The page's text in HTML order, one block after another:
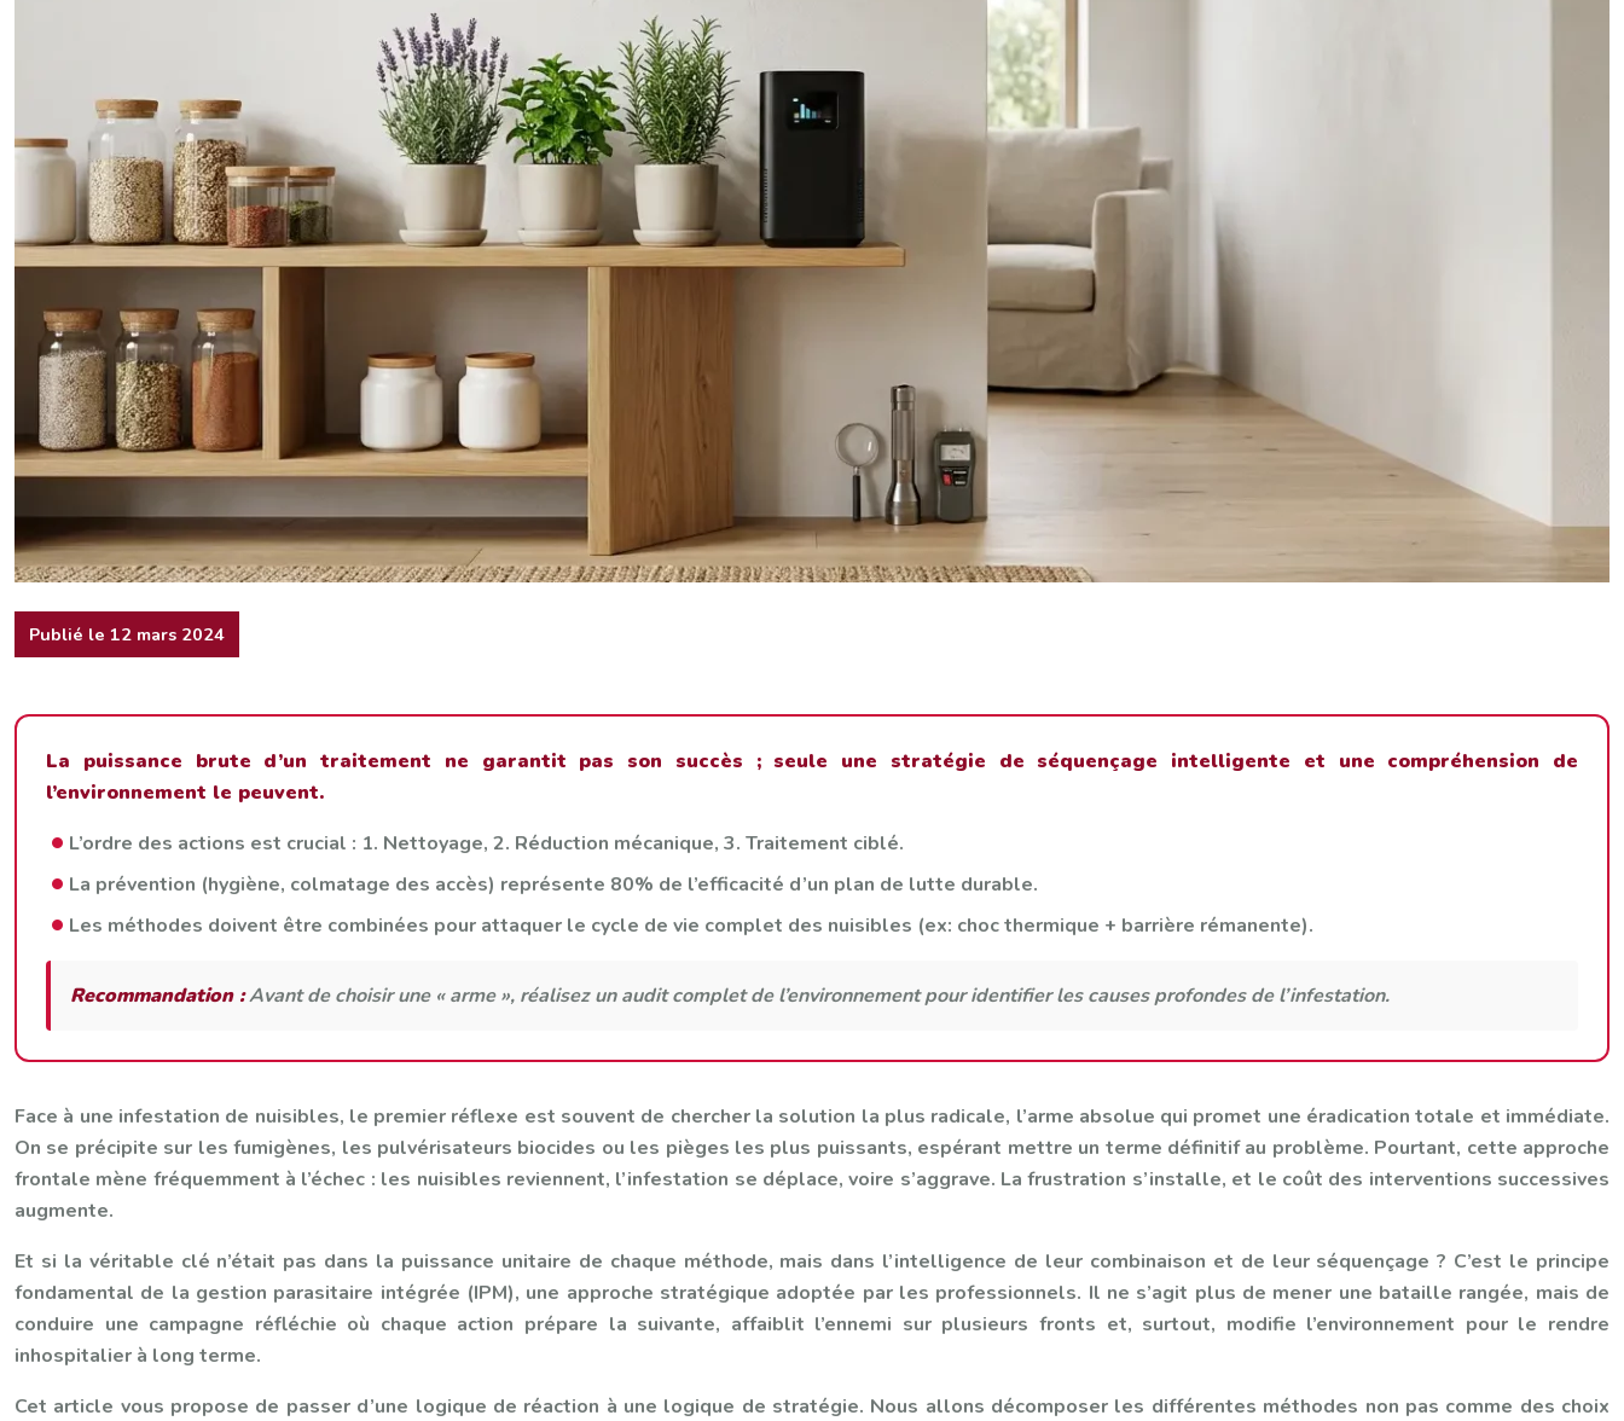
Publié le 12 mars 2024
La puissance brute d’un traitement ne garantit pas son succès ; seule une stratégie de séquençage intelligente et une compréhension de
l’environnement le peuvent.
L’ordre des actions est crucial : 1. Nettoyage, 2. Réduction mécanique, 3. Traitement ciblé.
La prévention (hygiène, colmatage des accès) représente 80% de l’efficacité d’un plan de lutte durable.
Les méthodes doivent être combinées pour attaquer le cycle de vie complet des nuisibles (ex: choc thermique + barrière rémanente).
Recommandation :Avant de choisir une « arme », réalisez un audit complet de l’environnement pour identifier les causes profondes de l’infestation.
Face à une infestation de nuisibles, le premier réflexe est souvent de chercher la solution la plus radicale, l’arme absolue qui promet une éradication totale et immédiate.
On se précipite sur les fumigènes, les pulvérisateurs biocides ou les pièges les plus puissants, espérant mettre un terme définitif au problème. Pourtant, cette approche
frontale mène fréquemment à l’échec : les nuisibles reviennent, l’infestation se déplace, voire s’aggrave. La frustration s’installe, et le coût des interventions successives
augmente.
Et si la véritable clé n’était pas dans la puissance unitaire de chaque méthode, mais dans l’intelligence de leur combinaison et de leur séquençage ? C’est le principe
fondamental de la gestion parasitaire intégrée (IPM), une approche stratégique adoptée par les professionnels. Il ne s’agit plus de mener une bataille rangée, mais de
conduire une campagne réfléchie où chaque action prépare la suivante, affaiblit l’ennemi sur plusieurs fronts et, surtout, modifie l’environnement pour le rendre
inhospitalier à long terme.
Cet article vous propose de passer d’une logique de réaction à une logique de stratégie. Nous allons décomposer les différentes méthodes non pas comme des choix